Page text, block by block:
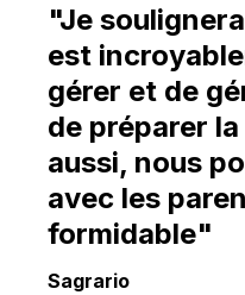
Français
"Je
est
gérer et de
de préparer
aussi, nous
avec les
formidable"
Sagrario